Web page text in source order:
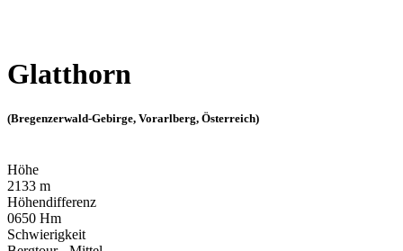
Glatthorn
(Bregenzerwald-Gebirge, Vorarlberg, Österreich)
Höhe
2133 m
Höhendifferenz
0650 Hm
Schwierigkeit